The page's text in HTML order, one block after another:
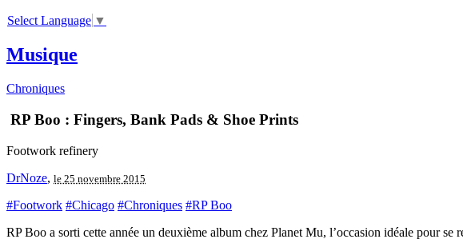
Select Language ▼
Musique
Chroniques
RP Boo : Fingers, Bank Pads & Shoe Prints
Footwork refinery
DrNoze, le 25 novembre 2015
#Footwork #Chicago #Chroniques #RP Boo
RP Boo a sorti cette année un deuxième album chez Planet Mu, l’occasion idéale pour se